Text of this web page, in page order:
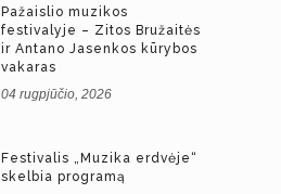
Pažaislio muzikos
festivalyje – Zitos Bružaitės
ir Antano Jasenkos kūrybos
vakaras
04 rugpjūčio, 2026
Festivalis „Muzika erdvėje“
skelbia programą